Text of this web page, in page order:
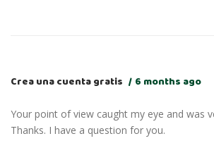
Crea una cuenta gratis 6 months ago
Your point of view caught my eye and was
Thanks. I have a question for you.